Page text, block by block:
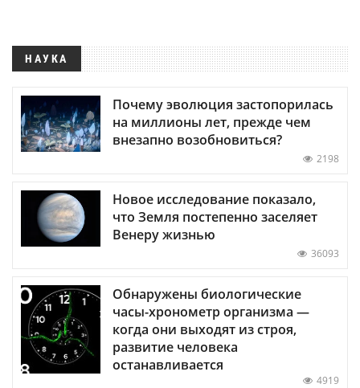
НАУКА
Почему эволюция застопорилась
на миллионы лет, прежде чем
внезапно возобновиться?
2198
Новое исследование показало,
что Земля постепенно заселяет
Венеру жизнью
36093
Обнаружены биологические
часы-хронометр организма —
когда они выходят из строя,
развитие человека
останавливается
4919